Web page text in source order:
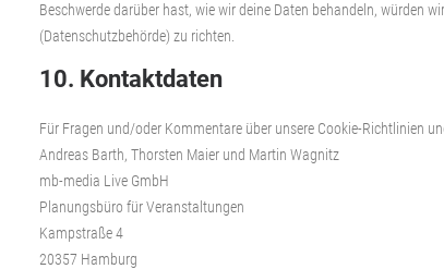
Beschwerde darüber hast, wie wir deine Daten behandeln, würden
(Datenschutzbehörde) zu richten.
10. Kontaktdaten
Für Fragen und/oder Kommentare über unsere Cookie-Richtlinien
Andreas Barth, Thorsten Maier und Martin Wagnitz
mb-media Live GmbH
Planungsbüro für Veranstaltungen
Kampstraße 4
20357 Hamburg